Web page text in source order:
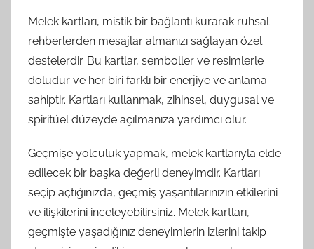
Melek kartları, mistik bir bağlantı kurarak ruhsal
rehberlerden mesajlar almanızı sağlayan özel
destelerdir. Bu kartlar, semboller ve resimlerle
doludur ve her biri farklı bir enerjiye ve anlama
sahiptir. Kartları kullanmak, zihinsel, duygusal ve
spiritüel düzeyde açılmanıza yardımcı olur.
Geçmişe yolculuk yapmak, melek kartlarıyla elde
edilecek bir başka değerli deneyimdir. Kartları
seçip açtığınızda, geçmiş yaşantılarınızın etkilerini
ve ilişkilerini inceleyebilirsiniz. Melek kartları,
geçmişte yaşadığınız deneyimlerin izlerini takip